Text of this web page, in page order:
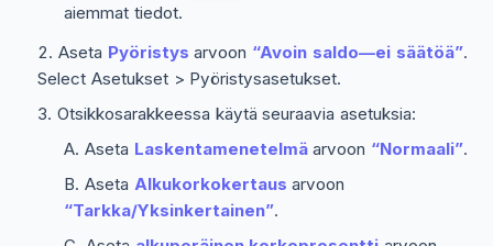
aiemmat tiedot.
Aseta Pyöristys arvoon “Avoin saldo—ei säätöä”.
Select Asetukset > Pyöristysasetukset.
Otsikkosarakkeessa käytä seuraavia asetuksia:
Aseta Laskentamenetelmäarvoon “Normaali”.
Aseta Alkukorkokertaus arvoon
“Tarkka/Yksinkertainen”.